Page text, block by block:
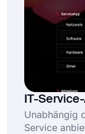
IT-
Unabhängig
Service